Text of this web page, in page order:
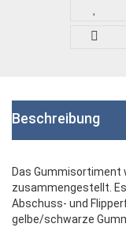
Beschreibung
Das Gummisortiment
zusammengestellt.
Abschuss- und
gelbe/schwarze